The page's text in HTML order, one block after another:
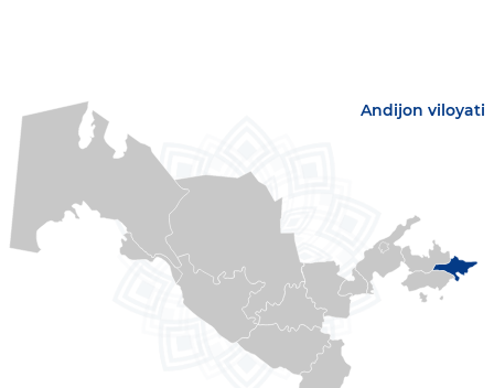
Andijon viloyati